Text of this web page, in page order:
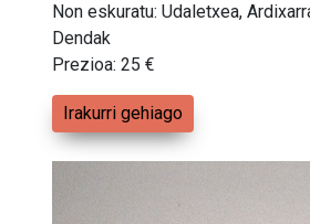
Non eskuratu: Udaletxea,
Dendak
Prezioa: 25 €
Irakurri gehiago